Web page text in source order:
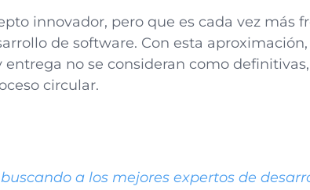
innovador, pero que es cada vez más
de software. Con esta
entrega no se consideran como
circular.
a los mejores expertos de